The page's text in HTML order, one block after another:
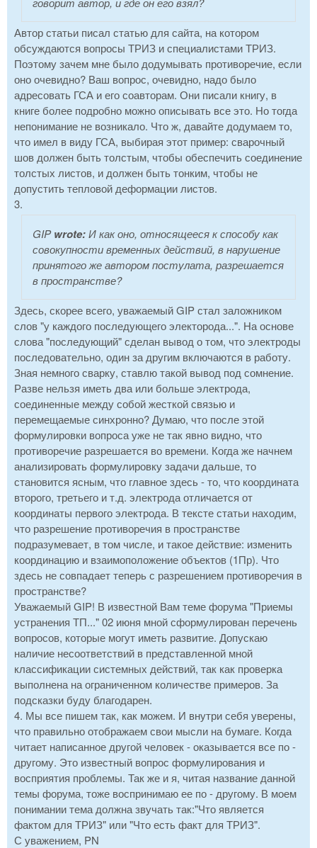
Автор статьи писал статью для сайта, на котором
обсуждаются вопросы ТРИЗ и специалистами ТРИЗ.
Поэтому зачем мне было додумывать противоречие, если
оно очевидно? Ваш вопрос, очевидно, надо было
адресовать ГСА и его соавторам. Они писали книгу, в
книге более подробно можно описывать все это. Но тогда
непонимание не возникало. Что ж, давайте додумаем то,
что имел в виду ГСА, выбирая этот пример: сварочный
шов должен быть толстым, чтобы обеспечить соединение
толстых листов, и должен быть тонким, чтобы не
допустить тепловой деформации листов.
3.
GIPwrote:И как оно, относящееся к способу как
совокупности временных действий, в нарушение
принятого же автором постулата, разрешается
в пространстве?
Здесь, скорее всего, уважаемый GIP стал заложником
слов "у каждого последующего электорода...". На основе
слова "последующий" сделан вывод о том, что электроды
последовательно, один за другим включаются в работу.
Зная немного сварку, ставлю такой вывод под сомнение.
Разве нельзя иметь два или больше электрода,
соединенные между собой жесткой связью и
перемещаемые синхронно? Думаю, что после этой
формулировки вопроса уже не так явно видно, что
противоречие разрешается во времени. Когда же начнем
анализировать формулировку задачи дальше, то
становится ясным, что главное здесь - то, что координата
второго, третьего и т.д. электрода отличается от
координаты первого электрода. В тексте статьи находим,
что разрешение противоречия в пространстве
подразумевает, в том числе, и такое действие: изменить
координацию и взаимоположение объектов (1Пр). Что
здесь не совпадает теперь с разрешением противоречия в
пространстве?
Уважаемый GIP! В известной Вам теме форума "Приемы
устранения ТП..." 02 июня мной сформулирован перечень
вопросов, которые могут иметь развитие. Допускаю
наличие несоответствий в представленной мной
классификации системных действий, так как проверка
выполнена на ограниченном количестве примеров. За
подсказки буду благодарен.
4. Мы все пишем так, как можем. И внутри себя уверены,
что правильно отображаем свои мысли на бумаге. Когда
читает написанное другой человек - оказывается все по -
другому. Это известный вопрос формулирования и
восприятия проблемы. Так же и я, читая название данной
темы форума, тоже воспринимаю ее по - другому. В моем
понимании тема должна звучать так:"Что является
фактом для ТРИЗ" или "Что есть факт для ТРИЗ".
С уважением, PN